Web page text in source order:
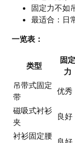
固定力不如
最适合：日
一览表：
类型
固定
力
吊带式固定
带
优秀
磁吸式衬衫
夹
良好
衬衫固定腰